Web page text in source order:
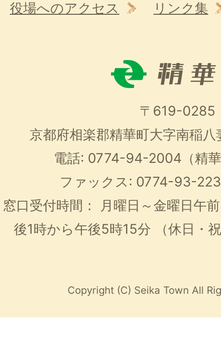
役場へのアクセス リンク集
〒619-0285
京都府相楽郡精華町大字南稲
電話: 0774-94-2004（精
ファックス: 0774-93-
窓口受付時間：
月曜日～金曜日午
後1時から午後5時15分
（休日・
Copyright (C) Seika Town All